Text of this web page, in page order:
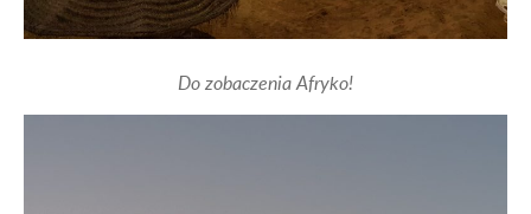
Do zobaczenia Afryko!